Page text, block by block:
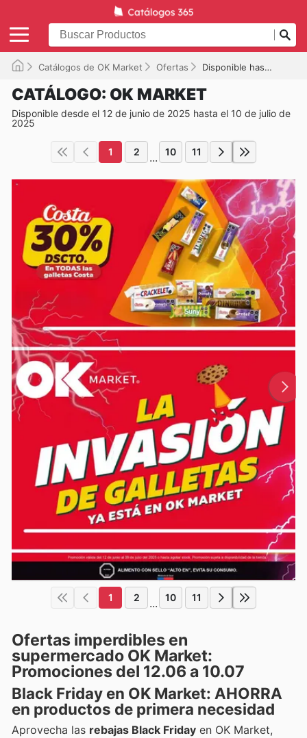
Catálogos de OK Market Ofertas Disponible hasta el 10-07-2025
CATÁLOGO: OK MARKET
Disponible desde el 12 de junio de 2025 hasta el 10 de julio de
2025
1 2 ... 10 11
1 2 ... 10 11
Ofertas imperdibles en
supermercado OK Market:
Promociones del 12.06 a 10.07
Black Friday en OK Market: AHORRA
en productos de primera necesidad
Aprovecha las rebajas Black Friday en OK Market,